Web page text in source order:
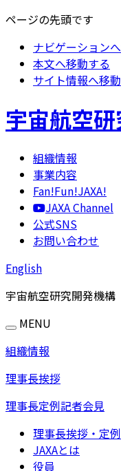
ページの先頭です
ナビゲーション
本文へ移動する
サイト情報へ移
宇宙航空
組織情報
事業内容
Fan!Fun!JAXA!
JAXA Channel
公式SNS
お問い合わせ
English
宇宙航空研究開発機構
MENU
組織情報
理事長挨拶
理事長定例記者会見
理事長挨拶・定
JAXAとは
役員